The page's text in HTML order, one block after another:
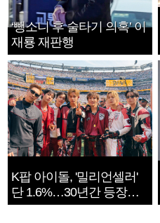
‘뺑소니 후 술타기 의혹’ 이
재룡 재판행
K팝 아이돌, '밀리언셀러'
단 1.6%…30년간 등장
1182개팀 전수조사